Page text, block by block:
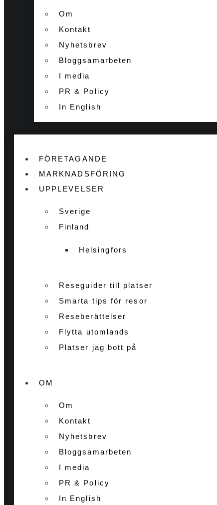
Om
Kontakt
Nyhetsbrev
Bloggsamarbeten
I media
PR & Policy
In English
FÖRETAGANDE
MARKNADSFÖRING
UPPLEVELSER
Sverige
Finland
Helsingfors
Reseguider till platser
Smarta tips för resor
Reseberättelser
Flytta utomlands
Platser jag bott på
OM
Om
Kontakt
Nyhetsbrev
Bloggsamarbeten
I media
PR & Policy
In English